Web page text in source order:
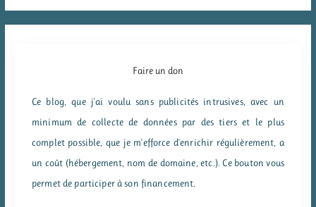
Faire un don
Ce blog, que j'ai voulu sans publicités intrusives, avec un
minimum de collecte de données par des tiers et le plus
complet possible, que je m'efforce d'enrichir régulièrement, a
un coût (hébergement, nom de domaine, etc.). Ce bouton vous
permet de participer à son financement.